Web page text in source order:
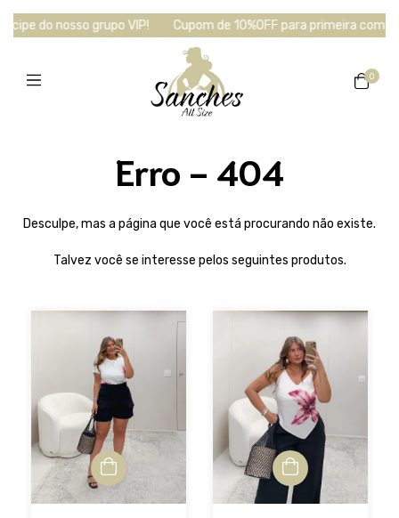
do nosso grupo VIP! Cupom de 10%OFF para primeira compra
0
Erro - 404
Desculpe, mas a página que você está procurando não existe.
Talvez você se interesse pelos seguintes produtos.